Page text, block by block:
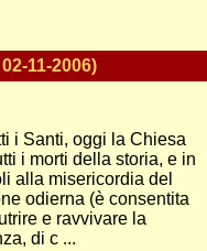
11-2006)
i Santi, oggi la Chiesa
i morti della storia, e in
alla misericordia del
odierna (è consentita
e ravvivare la
di c ...